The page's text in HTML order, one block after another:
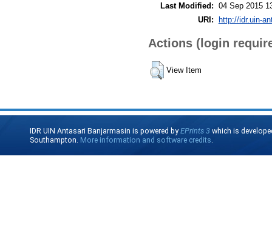
Last Modified: 04 Sep 2015
URI: http://idr.uin-
Actions (login
View Item
IDR UIN Antasari Banjarmasin is powered byEPrints 3 which is
Southampton. More information and software credits.